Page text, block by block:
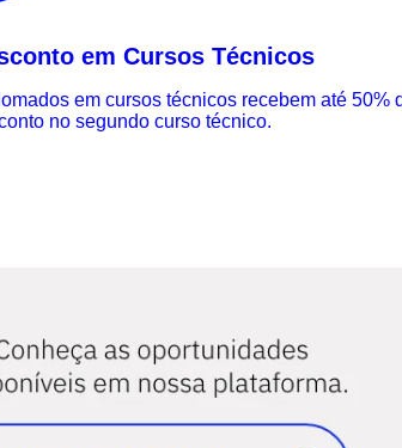
em Cursos Técnicos
em cursos técnicos recebem até 50%
no segundo curso técnico.